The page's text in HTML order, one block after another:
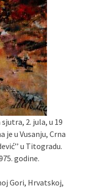
2. jula, u 19
u Vusanju, Crna
u Titogradu.
godine.
Gori, Hrvatskoj,